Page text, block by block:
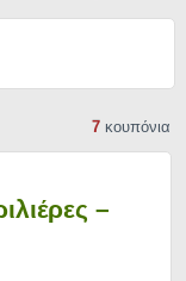
7κουπόνια
–